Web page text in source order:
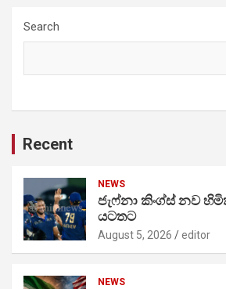
Search
Recent
NEWS
ජැෆ්නා කිංග්ස් නව
යටතට
August 5, 2026 editor
NEWS